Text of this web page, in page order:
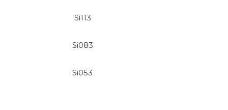
Si113
Si083
Si053